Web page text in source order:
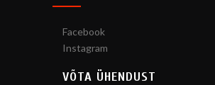
Facebook
Instagram
VÕTA ÜHENDUST